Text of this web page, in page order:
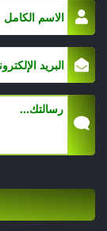
واستشارات
المتابعة.
سعر